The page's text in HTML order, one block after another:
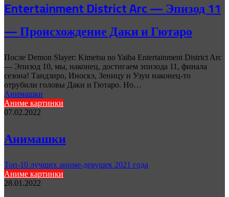
Entertainment District Arc — Эпизод 11
— Происхождение Даки и Гютаро
После Demon Slayer: Kimetsu no Yaiba Entertainment District Arc
— Эпизод 10, мы, наконец, достигаем эпизода 11, финала
сезона! Тандзиро, Иноскэ, Зеницу и Узуи наконец-то
отрубили головы Даки и Гютаро. Но…
Анимашки
Аниме картинки
07.02.2022
Анимашки
Топ-10 лучших аниме-девушек 2021 года
Аниме картинки
28.01.2022